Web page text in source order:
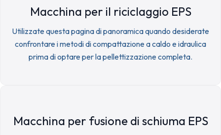
Macchina per il riciclaggio EPS
Utilizzate questa pagina di panoramica quando desiderate
confrontare i metodi di compattazione a caldo e idraulica
prima di optare per la pellettizzazione completa.
Macchina per fusione di schiuma EPS